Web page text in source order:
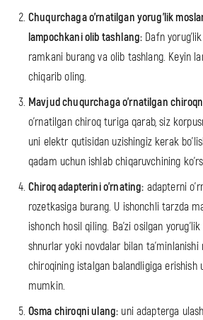
Chuqurchaga o'rnatilgan yorug'lik
lampochkani olib tashlang: Dafn
ramkani burang va olib tashlang. Keyin
chiqarib oling.
Mavjud chuqurchaga o'rnatilgan
o'rnatilgan chiroq turiga qarab, siz
uni elektr qutisidan uzishingiz kerak
qadam uchun ishlab chiqaruvchining
Chiroq adapterini o'rnating: adapterni
rozetkasiga burang. U ishonchli tarzda
ishonch hosil qiling. Ba'zi osilgan
shnurlar yoki novdalar bilan
chiroqining istalgan balandligiga erishish
mumkin.
Osma chiroqni ulang: uni adapterga